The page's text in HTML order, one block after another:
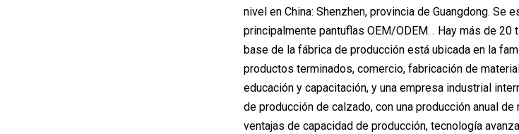
nivel en China: Shenzhen, provincia de Guangdong.
principalmente pantuflas OEM/ODEM. . Hay más de
base de la fábrica de producción está ubicada en la
productos terminados, comercio, fabricación de
educación y capacitación, y una empresa industrial
de producción de calzado, con una producción anual
ventajas de capacidad de producción, tecnología